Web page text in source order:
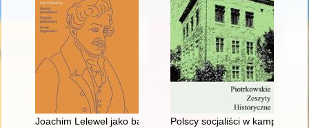
Joachim Lelewel jako badacz Orientu : źródła
Polscy socjaliści w kampanii